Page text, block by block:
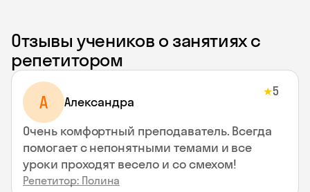
Отзывы учеников о занятиях с
репетитором
A Aлександра
★5
Очень комфортный преподаватель. Всегда
помогает с непонятными темами и все
уроки проходят весело и со смехом!
Репетитор: Полина